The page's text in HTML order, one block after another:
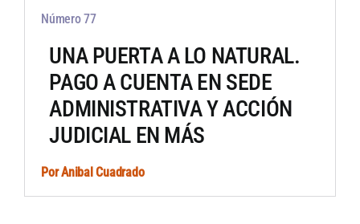
Número 77
UNA PUERTA A LO NATURAL.
PAGO A CUENTA EN SEDE
ADMINISTRATIVA Y ACCIÓN
JUDICIAL EN MÁS
PorAnibal Cuadrado